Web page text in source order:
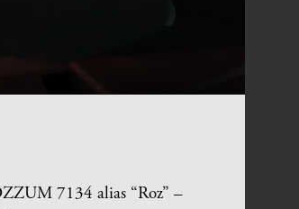
7134 alias “Roz” –